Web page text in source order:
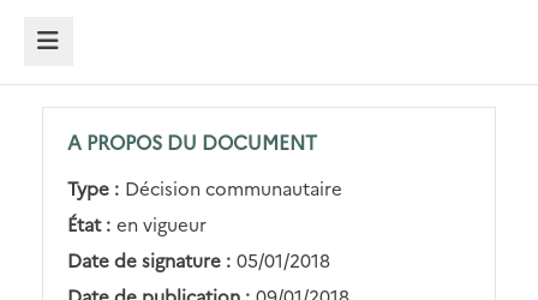
MENU
A PROPOS DU DOCUMENT
Type : Décision communautaire
État : en vigueur
Date de signature : 05/01/2018